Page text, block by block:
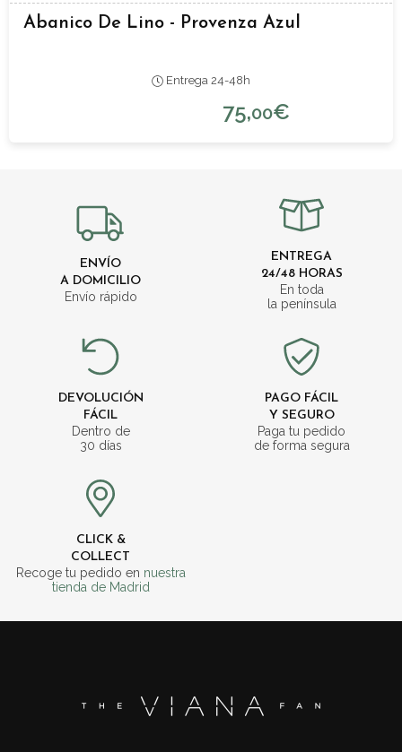
Abanico De Lino - Provenza Azul
Entrega 24-48h
75,00€
ENVÍO
A DOMICILIO
Envío rápido
ENTREGA
24/48 HORAS
En toda
la península
DEVOLUCIÓN
FÁCIL
Dentro de
30 días
PAGO FÁCIL
Y SEGURO
Paga tu pedido
de forma segura
CLICK &
COLLECT
Recoge tu pedido en nuestra
tienda de Madrid